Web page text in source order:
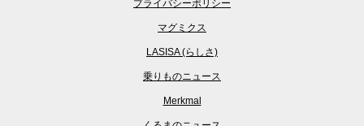
プライバシーポリシー
マグミクス
LASISA (らしさ)
乗りものニュース
Merkmal